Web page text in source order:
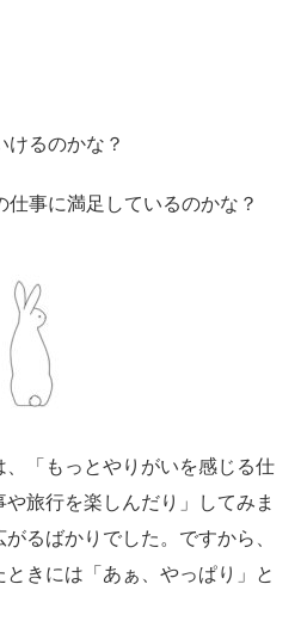
るのかな？
事に満足しているのかな？
「もっとやりがいを感じる仕
旅行を楽しんだり」してみま
るばかりでした。ですから、
きには「あぁ、やっぱり」と